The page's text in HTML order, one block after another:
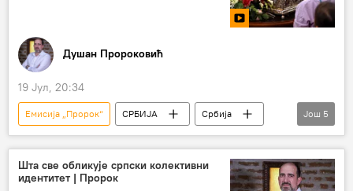
Душан Пророковић
19 Јул, 20:34
Емисија „Пророк“ СРБИЈА
Србија
Србија – друштво
национални идентитет
Срби
СПЦ
Коментари и Аналитика
Још 5
Шта све обликује српски колективни
идентитет | Пророк